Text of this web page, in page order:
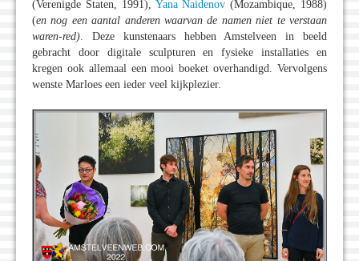
(Verenigde Staten, 1991), Yana Naidenov (Mozambique, 1988)
(en nog een aantal anderen waarvan de namen niet te verstaan
waren-red) . Deze kunstenaars hebben Amstelveen in beeld
gebracht door digitale sculpturen en fysieke installaties en
kregen ook allemaal een mooi boeket overhandigd. Vervolgens
wenste Marloes een ieder veel kijkplezier.